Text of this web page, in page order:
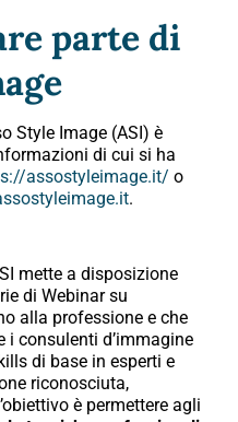
parte di
Style Image (ASI) è
di cui si ha
assostyleimage.it/ o
.
mette a disposizione
di Webinar su
alla professione e che
consulenti d’immagine
di base in esperti e
riconosciuta,
è permettere agli